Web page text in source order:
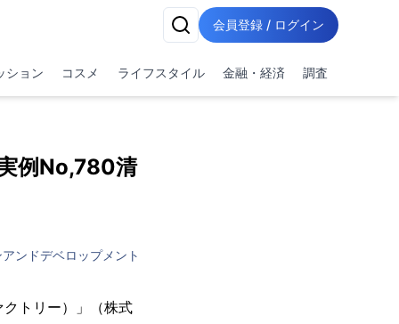
会員登録 / ログイン
ション コスメ ライフスタイル 金融・経済 調査
例No,780清
ンドデベロップメント
トリー）」（株式